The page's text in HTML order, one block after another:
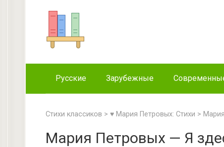
Русские Зарубежные
Стихи классиков > ♥ Мария Петровых: Стихи >
Мария Петровых — Я